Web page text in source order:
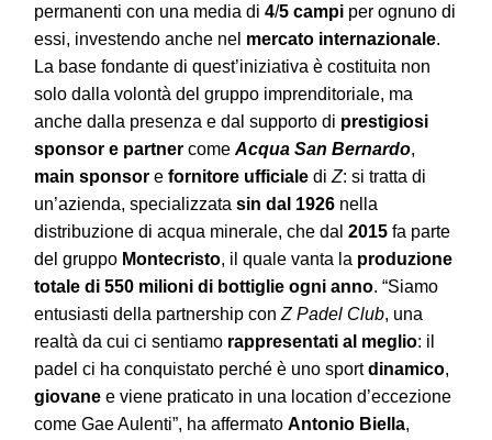
permanenti con una media di 4/5 campi per ognuno di
essi, investendo anche nel mercato internazionale.
La base fondante di quest’iniziativa è costituita non
solo dalla volontà del gruppo imprenditoriale, ma
anche dalla presenza e dal supporto di prestigiosi
sponsor e partner come Acqua San Bernardo,
main sponsor e fornitore ufficiale di Z: si tratta di
un’azienda, specializzata sin dal 1926 nella
distribuzione di acqua minerale, che dal 2015 fa parte
del gruppo Montecristo, il quale vanta la produzione
totale di 550 milioni di bottiglie ogni anno. “Siamo
entusiasti della partnership con Z Padel Club, una
realtà da cui ci sentiamo rappresentati al meglio: il
padel ci ha conquistato perché è uno sportdinamico,
giovane e viene praticato in una location d’eccezione
come Gae Aulenti”, ha affermato Antonio Biella,